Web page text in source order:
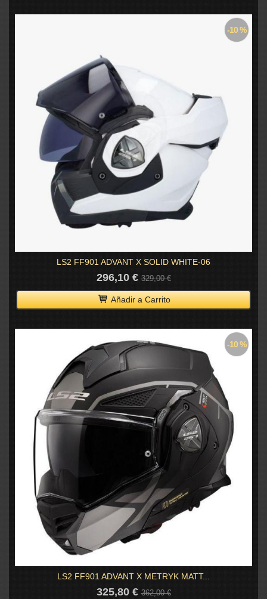
-10 %
LS2 FF901 ADVANT X SOLID WHITE-06
296,10 €329,00 €
Añadir a Carrito
-10 %
LS2 FF901 ADVANT X METRYK MATT...
325,80 €362,00 €